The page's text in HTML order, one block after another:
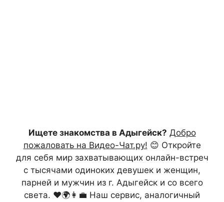
Ищете знакомства в Адыгейск? Добро
пожаловать на Видео-Чат.ру! 😊 Откройте
для себя мир захватывающих онлайн-встреч
с тысячами одиноких девушек и женщин,
парней и мужчин из г. Адыгейск и со всего
света. ❤️🌍👩‍💼 Наш сервис, аналогичный